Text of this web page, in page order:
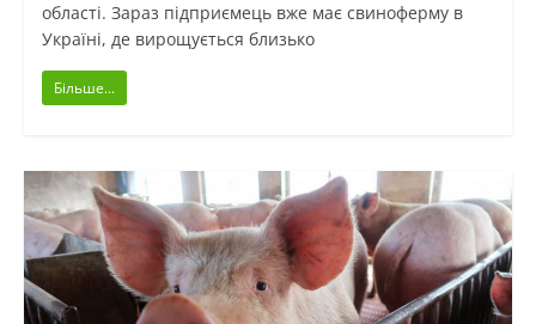
області. Зараз підприємець вже має свиноферму в
Україні, де вирощується близько
Більше...